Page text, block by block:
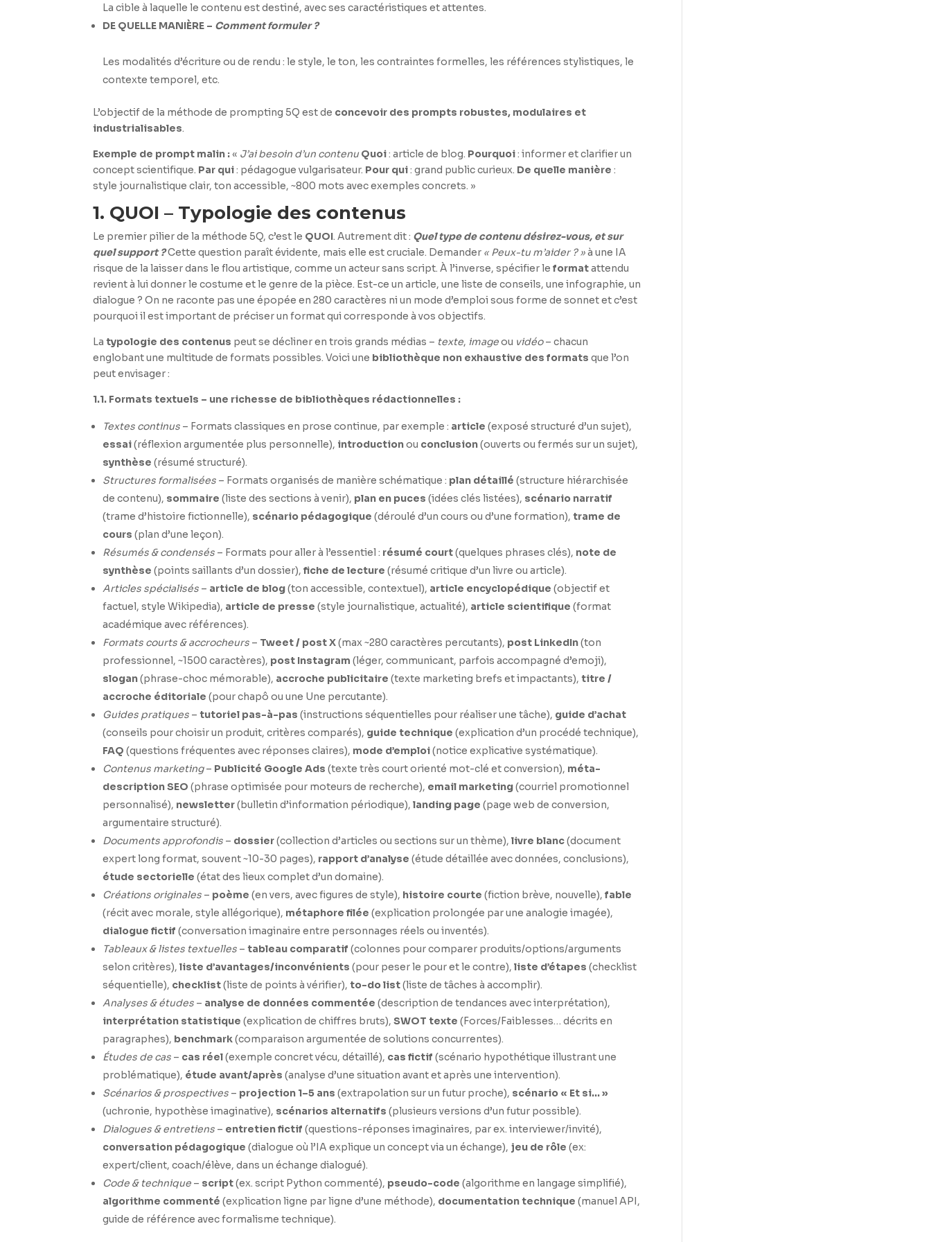
La cible à laquelle le contenu est destiné, avec ses caractéristiques et attentes.
DE QUELLE MANIÈRE – Comment formuler ?
Les modalités d’écriture ou de rendu : le style, le ton, les contraintes formelles, les références stylistiques, le
contexte temporel, etc.
L’objectif de la méthode de prompting 5Q est de concevoir des prompts robustes, modulaires et
industrialisables.
Exemple de prompt malin : « J’ai besoin d’un contenu Quoi: article de blog. Pourquoi: informer et clarifier un
concept scientifique. Par qui: pédagogue vulgarisateur. Pour qui: grand public curieux. De quelle manière :
style journalistique clair, ton accessible, ~800 mots avec exemples concrets. »
1. QUOI – Typologie des contenus
Le premier pilier de la méthode 5Q, c’est le QUOI. Autrement dit : Quel type de contenu désirez-vous, et sur
quel support ?Cette question paraît évidente, mais elle est cruciale. Demander « Peux-tu m’aider ? »à une IA
risque de la laisser dans le flou artistique, comme un acteur sans script. À l’inverse, spécifier leformatattendu
revient à lui donner le costume et le genre de la pièce. Est-ce un article, une liste de conseils, une infographie, un
dialogue ? On ne raconte pas une épopée en 280 caractères ni un mode d’emploi sous forme de sonnet et c’est
pourquoi il est important de préciser un format qui corresponde à vos objectifs.
Latypologie des contenus peut se décliner en trois grands médias – texte, imageou vidéo– chacun
englobant une multitude de formats possibles. Voici une bibliothèque non exhaustive des formats que l’on
peut envisager :
1.1. Formats textuels – une richesse de bibliothèques rédactionnelles :
Textes continus – Formats classiques en prose continue, par exemple : article (exposé structuré d’un sujet),
essai(réflexion argumentée plus personnelle), introductionou conclusion(ouverts ou fermés sur un sujet),
synthèse (résumé structuré).
Structures formalisées – Formats organisés de manière schématique : plan détaillé (structure hiérarchisée
de contenu), sommaire (liste des sections à venir), plan en puces (idées clés listées), scénario narratif
(trame d’histoire fictionnelle), scénario pédagogique (déroulé d’un cours ou d’une formation),trame de
cours (plan d’une leçon).
Résumés & condensés – Formats pour aller à l’essentiel : résumé court(quelques phrases clés), note de
synthèse (points saillants d’un dossier),fiche de lecture (résumé critique d’un livre ou article).
Articles spécialisés – article de blog(ton accessible, contextuel), article encyclopédique (objectif et
factuel, style Wikipedia), article de presse (style journalistique, actualité), article scientifique (format
académique avec références).
Formats courts & accrocheurs – Tweet / post X(max ~280 caractères percutants), post LinkedIn(ton
professionnel, ~1500 caractères), post Instagram (léger, communicant, parfois accompagné d’emoji),
slogan(phrase-choc mémorable), accroche publicitaire (texte marketing brefs et impactants),titre /
accroche éditoriale (pour chapô ou une Une percutante).
Guides pratiques –tutoriel pas-à-pas (instructions séquentielles pour réaliser une tâche), guide d’achat
(conseils pour choisir un produit, critères comparés), guide technique (explication d’un procédé technique),
FAQ (questions fréquentes avec réponses claires), mode d’emploi(notice explicative systématique).
Contenus marketing– Publicité Google Ads (texte très court orienté mot-clé et conversion), méta-
description SEO (phrase optimisée pour moteurs de recherche), email marketing(courriel promotionnel
personnalisé), newsletter(bulletin d’information périodique),landing page (page web de conversion,
argumentaire structuré).
Documents approfondis – dossier(collection d’articles ou sections sur un thème),livre blanc(document
expert long format, souvent ~10-30 pages), rapport d’analyse (étude détaillée avec données, conclusions),
étude sectorielle (état des lieux complet d’un domaine).
Créations originales – poème (en vers, avec figures de style), histoire courte (fiction brève, nouvelle),fable
(récit avec morale, style allégorique), métaphore filée (explication prolongée par une analogie imagée),
dialogue fictif (conversation imaginaire entre personnages réels ou inventés).
Tableaux & listes textuelles –tableau comparatif (colonnes pour comparer produits/options/arguments
selon critères),liste d’avantages/inconvénients (pour peser le pour et le contre),liste d’étapes (checklist
séquentielle), checklist(liste de points à vérifier),to-do list(liste de tâches à accomplir).
Analyses & études – analyse de données commentée (description de tendances avec interprétation),
interprétation statistique (explication de chiffres bruts),SWOT texte (Forces/Faiblesses… décrits en
paragraphes), benchmark(comparaison argumentée de solutions concurrentes).
Études de cas – cas réel(exemple concret vécu, détaillé), cas fictif (scénario hypothétique illustrant une
problématique), étude avant/après (analyse d’une situation avant et après une intervention).
Scénarios & prospectives – projection 1–5 ans (extrapolation sur un futur proche), scénario « Et si… »
(uchronie, hypothèse imaginative), scénarios alternatifs (plusieurs versions d’un futur possible).
Dialogues & entretiens – entretien fictif (questions-réponses imaginaires, par ex. interviewer/invité),
conversation pédagogique (dialogue où l’IA explique un concept via un échange), jeu de rôle (ex:
expert/client, coach/élève, dans un échange dialogué).
Code & technique – script(ex. script Python commenté), pseudo-code (algorithme en langage simplifié),
algorithme commenté (explication ligne par ligne d’une méthode), documentation technique (manuel API,
guide de référence avec formalisme technique).